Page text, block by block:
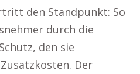
den Standpunkt: So
durch die
den sie
Der